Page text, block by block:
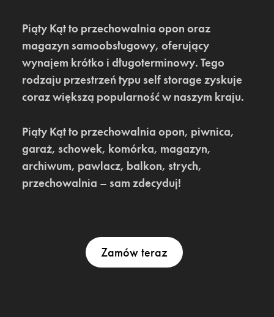
Piąty Kąt to przechowalnia opon oraz
magazyn samoobsługowy, oferujący
wynajem krótko i długoterminowy. Tego
rodzaju przestrzeń typu self storage zyskuje
coraz większą popularność w naszym kraju.
Piąty Kąt to przechowalnia opon, piwnica,
garaż, schowek, komórka, magazyn,
archiwum, pawlacz, balkon, strych,
przechowalnia – sam zdecyduj!
Zamów teraz